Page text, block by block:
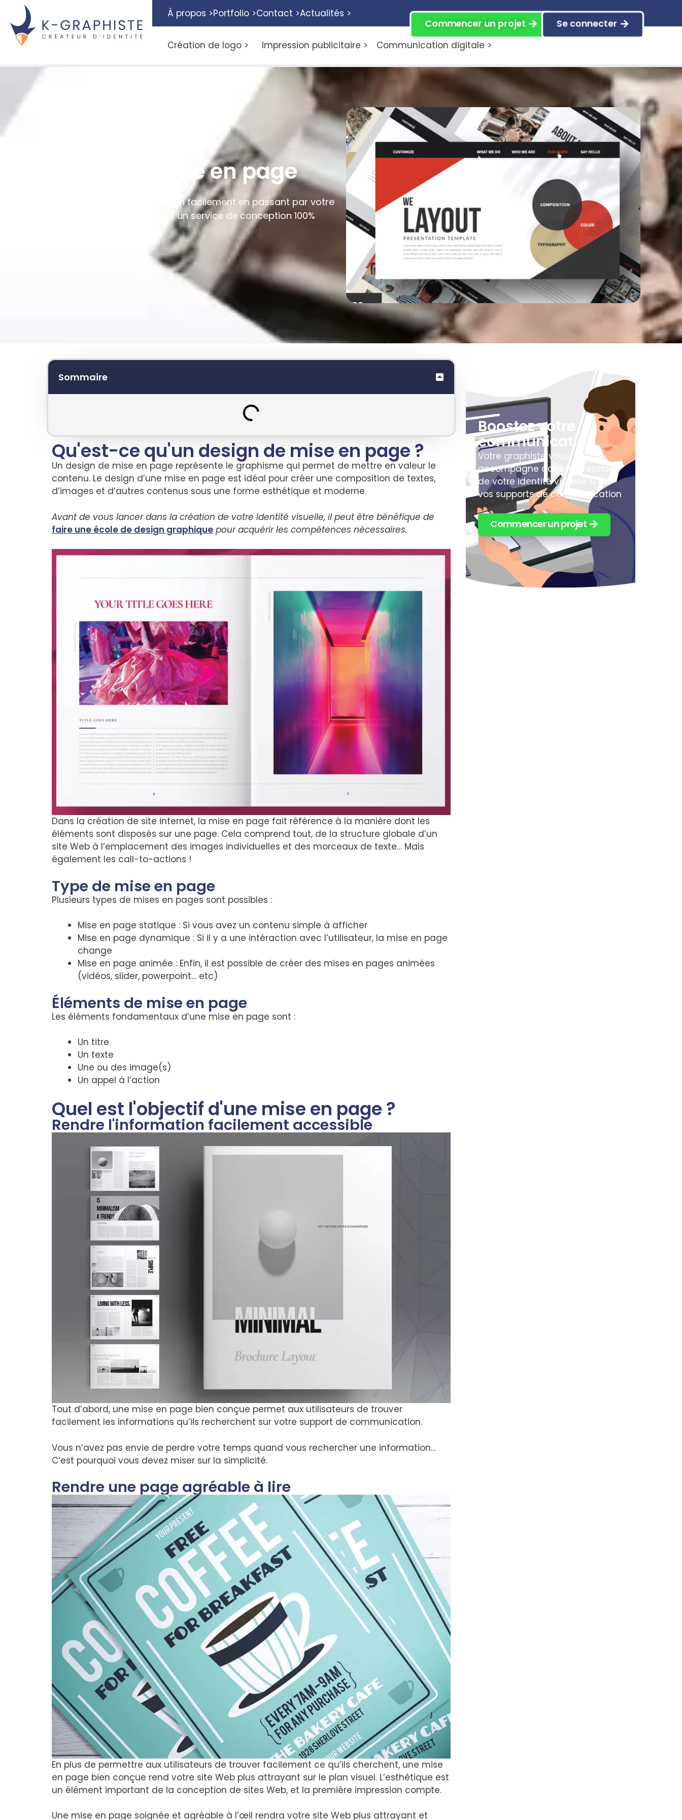
À propos >Portfolio >Contact >Actualités >
Création de logo > Impression publicitaire > Communication digitale >
Commencer un projet Se connecter
Design de mise en page
Créez une mise en page design facilement en passant par votre
graphiste en ligne. Découvrez un service de conception 100%
Sommaire
Qu'est-ce qu'un design de mise en page ?
Un design de mise en page représente le graphisme qui permet de mettre en valeur le
contenu. Le design d’une mise en page est idéal pour créer une composition de textes,
d’images et d’autres contenus sous une forme esthétique et moderne.
Avant de vous lancer dans la création de votre identité visuelle, il peut être bénéfique de
faire une école de design graphique pour acquérir les compétences nécessaires.
Dans la création de site internet, la mise en page fait référence à la manière dont les
éléments sont disposés sur une page. Cela comprend tout, de la structure globale d’un
site Web à l’emplacement des images individuelles et des morceaux de texte… Mais
également les call-to-actions !
Type de mise en page
Plusieurs types de mises en pages sont possibles :
Mise en page statique : Si vous avez un contenu simple à afficher
Mise en page dynamique : Si il y a une intéraction avec l’utilisateur, la mise en page
change
Mise en page animée : Enfin, il est possible de créer des mises en pages animées
(vidéos, slider, powerpoint… etc)
Éléments de mise en page
Les éléments fondamentaux d’une mise en page sont :
Un titre
Un texte
Une ou des image(s)
Un appel à l’action
Quel est l'objectif d'une mise en page ?
Rendre l'information facilement accessible
Tout d’abord, une mise en page bien conçue permet aux utilisateurs de trouver
facilement les informations qu’ils recherchent sur votre support de communication.
Vous n’avez pas envie de perdre votre temps quand vous rechercher une information…
C’est pourquoi vous devez miser sur la simplicité.
Rendre une page agréable à lire
En plus de permettre aux utilisateurs de trouver facilement ce qu’ils cherchent, une mise
en page bien conçue rend votre site Web plus attrayant sur le plan visuel. L’esthétique est
un élément important de la conception de sites Web, et la première impression compte.
Une mise en page soignée et agréable à l’œil rendra votre site Web plus attrayant et
Boostez votre
communication
Votre graphiste vous
accompagne dans la création
de votre identité visuelle & de
vos supports de communication
Commencer un projet